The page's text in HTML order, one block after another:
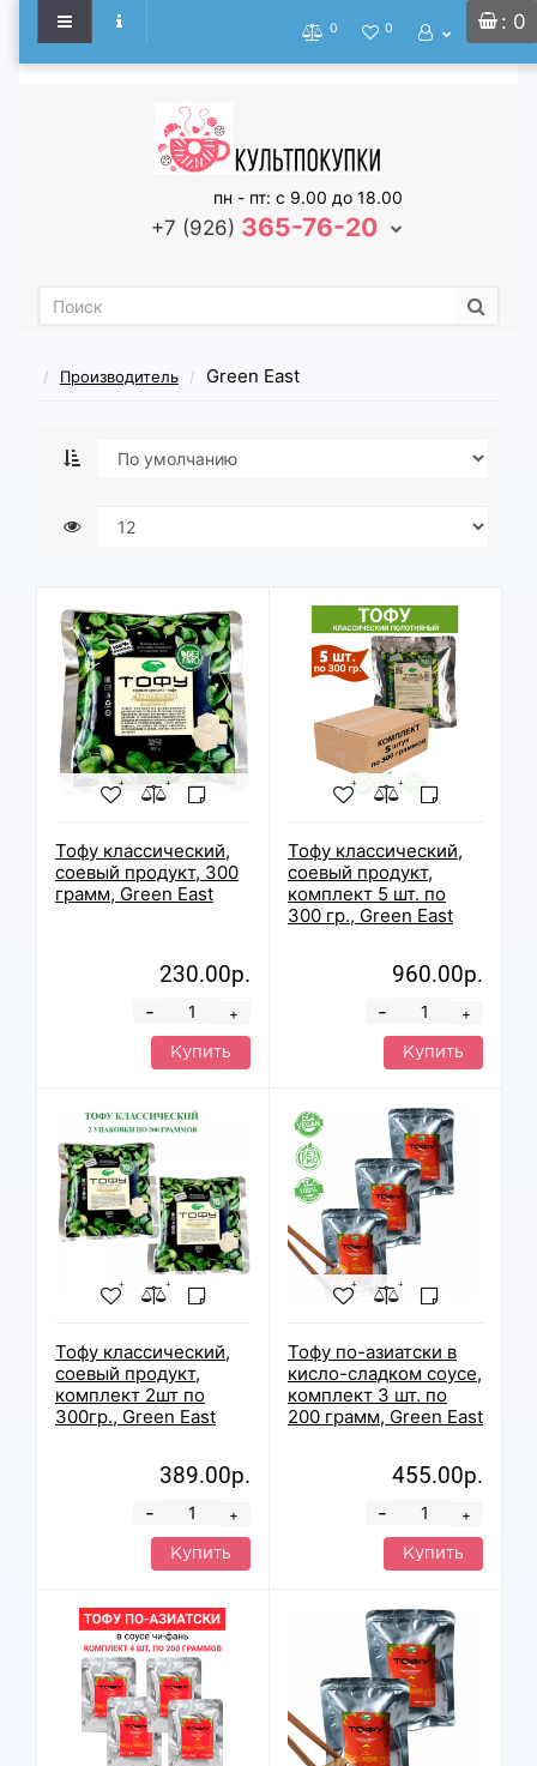
: 0
0 0
пн - пт: с 9.00 до 18.00
+7 (926) 365-76-20
Производитель Green East
Тофу классический,
соевый продукт, 300
грамм, Green East
230.00р.
+
-
Купить
Тофу классический,
соевый продукт,
комплект 5 шт. по
300 гр., Green East
960.00р.
+
-
Купить
Тофу классический,
соевый продукт,
комплект 2шт по
300гр., Green East
389.00р.
+
-
Купить
Тофу по-азиатски в
кисло-сладком соусе,
комплект 3 шт. по
200 грамм, Green East
455.00р.
+
-
Купить